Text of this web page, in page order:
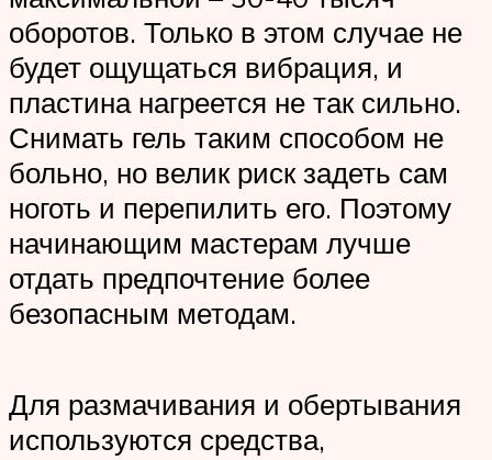
оборотов. Только в этом случае не
будет ощущаться вибрация, и
пластина нагреется не так сильно.
Снимать гель таким способом не
больно, но велик риск задеть сам
ноготь и перепилить его. Поэтому
начинающим мастерам лучше
отдать предпочтение более
безопасным методам.
Для размачивания и обертывания
используются средства,